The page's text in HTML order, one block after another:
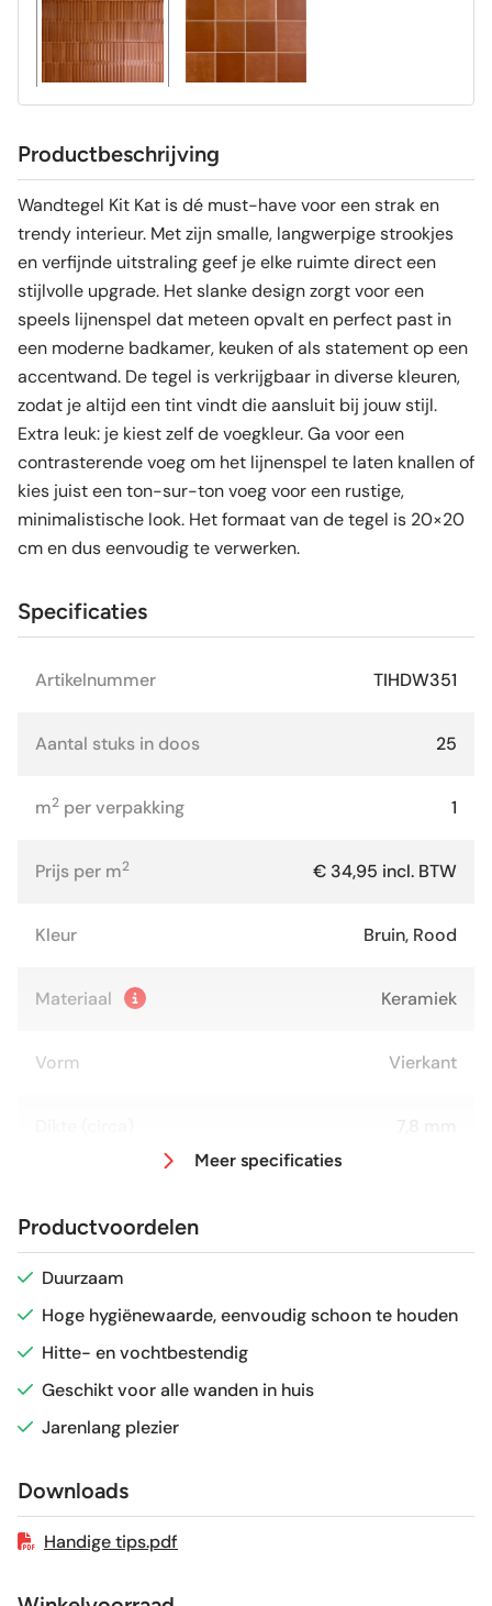
Productbeschrijving
Wandtegel Kit Kat is dé must-have voor een strak en
trendy interieur. Met zijn smalle, langwerpige strookjes
en verfijnde uitstraling geef je elke ruimte direct een
stijlvolle upgrade. Het slanke design zorgt voor een
speels lijnenspel dat meteen opvalt en perfect past in
een moderne badkamer, keuken of als statement op een
accentwand. De tegel is verkrijgbaar in diverse kleuren,
zodat je altijd een tint vindt die aansluit bij jouw stijl.
Extra leuk: je kiest zelf de voegkleur. Ga voor een
contrasterende voeg om het lijnenspel te laten knallen of
kies juist een ton-sur-ton voeg voor een rustige,
minimalistische look. Het formaat van de tegel is 20×20
cm en dus eenvoudig te verwerken.
Specificaties
Artikelnummer TIHDW351
Aantal stuks in doos 25
m2 per verpakking 1
Prijs per m2 € 34,95 incl. BTW
Kleur Bruin, Rood
Materiaal Keramiek
Vorm Vierkant
Glans / Mat Mat
Gerectificeerd Nee
Vorstbestendig
Meer specificaties
Productvoordelen
Duurzaam
Hoge hygiënewaarde, eenvoudig schoon te houden
Hitte- en vochtbestendig
Geschikt voor alle wanden in huis
Jarenlang plezier
Downloads
Handige tips.pdf